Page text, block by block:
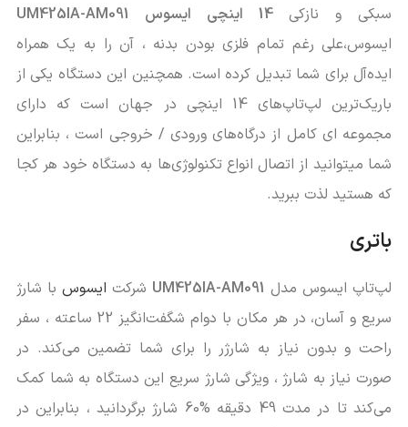
سبکی و نازکی14 اینچی ایسوس UM425IA-AM091
ایسوس،علی رغم تمام فلزی بودن بدنه ، آن را به یک همراه
ایده‌آل برای شما تبدیل کرده است. همچنین این دستگاه یکی از
باریک‌ترین لپ‌تاپ‌های 14 اینچی در جهان است که دارای
مجموعه ای کامل از درگاه‌های ورودی / خروجی است ، بنابراین
شما میتوانید از اتصال انواع تکنولوژی‌ها به دستگاه خود هر کجا
که هستید لذت ببرید.
باتری
لپ‌تاپ ایسوس مدل UM425IA-AM091 شرکت ایسوس با شارژ
سریع و آسان، در هر مکان با دوام شگفت‌انگیز 22 ساعته ، سفر
راحت و بدون نیاز به شارژر را برای شما تضمین می‌کند. در
صورت نیاز به شارژ ، ویژگی شارژ سریع این دستگاه به شما کمک
می‌کند تا در مدت 49 دقیقه %60 شارژ برگردانید ، بنابراین در